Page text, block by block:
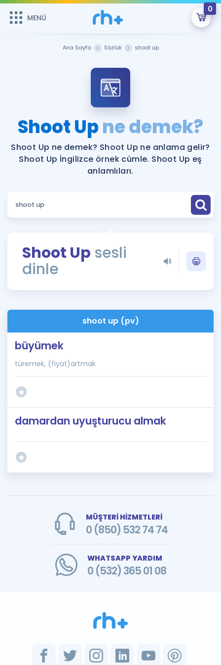
MENÜ
0
Şifremi Hatırlamıyorum
ÜYE DEĞİLİM
Sepetin Şu An Boş.
Remzi Hoca ile seni sınava hazırlayacak onlarca eğitim seni
bekliyor!
MENÜ
Katılımcı Görüşleri
Faydalı Araçlar
Sözlük
Rehberlik Aracı
ÖSYM Sınav Takvimi
İngilizce Gramer
Hakkımızda
Ana Sayfa Sözlük shoot up
Shoot Upne demek?
Shoot Up ne demek? Shoot Up ne anlama gelir?
Shoot Up İngilizce örnek cümle. Shoot Up eş
anlamlıları.
Shoot Up sesli
dinle
shoot up (pv)
büyümek
türemek, (fiyat)artmak
damardan uyuşturucu almak
MÜŞTERİ HİZMETLERİ
0 (850) 532 74 74
WHATSAPP YARDIM
0 (532) 365 01 08